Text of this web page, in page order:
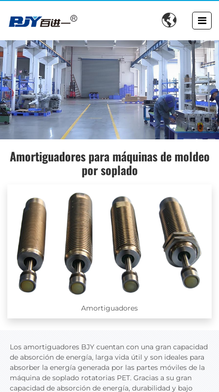

PARA MOLDES PLÁSTICOS
Moldes de soplado, moldes de inyección, moldes de
para sistemas de moldeo.
Amortiguadores para máquinas de moldeo
por soplado
Amortiguadores
Los amortiguadores BJY cuentan con una gran capacidad
de absorción de energía, larga vida útil y son ideales para
absorber la energía generada por las partes móviles de la
máquina de soplado rotatorias PET. Gracias a su gran
capacidad de absorción de energía, durabilidad y bajo